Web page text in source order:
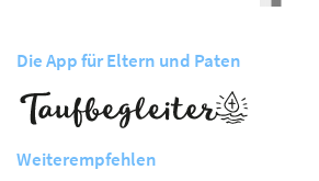
Die App für Eltern und Paten
Weiterempfehlen